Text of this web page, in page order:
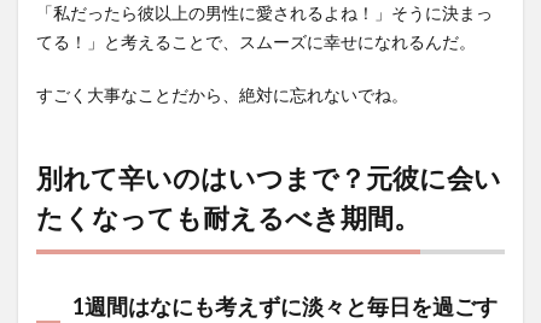
「私だったら彼以上の男性に愛されるよね！」そうに決まっ
てる！」と考えることで、スムーズに幸せになれるんだ。
すごく大事なことだから、絶対に忘れないでね。
別れて辛いのはいつまで？元彼に会い
たくなっても耐えるべき期間。
1週間はなにも考えずに淡々と毎日を過ごす